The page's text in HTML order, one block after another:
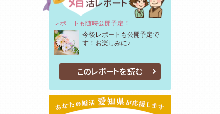
レポートも随時公開予定！
今後レポートも公開予定で
す！お楽しみに♪
このレポートを読む